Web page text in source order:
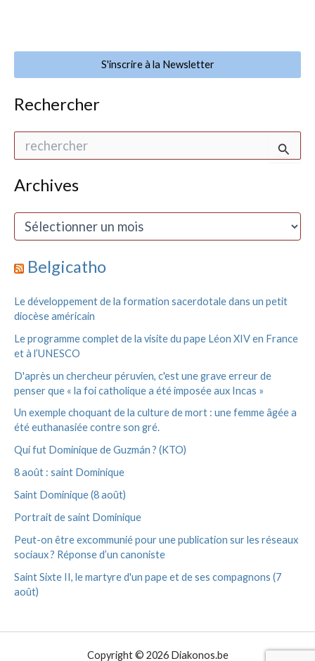
S'inscrire à la Newsletter
Rechercher
h
e
h
r
Archives
A
i
e
s
Belgicatho
Le développement de la formation sacerdotale dans un petit
diocèse américain
Le programme complet de la visite du pape Léon XIV en France
et à l’UNESCO
D'après un chercheur péruvien, c'est une grave erreur de
penser que « la foi catholique a été imposée aux Incas »
Un exemple choquant de la culture de mort : une femme âgée a
été euthanasiée contre son gré.
Qui fut Dominique de Guzmán ? (KTO)
8 août : saint Dominique
Saint Dominique (8 août)
Portrait de saint Dominique
Peut-on être excommunié pour une publication sur les réseaux
sociaux ? Réponse d’un canoniste
Saint Sixte II, le martyre d'un pape et de ses compagnons (7
août)
Copyright © 2026 Diakonos.be